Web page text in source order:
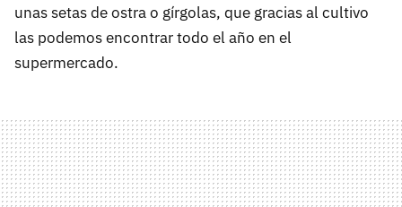
unas setas de ostra o gírgolas, que gracias al cultivo
las podemos encontrar todo el año en el
supermercado.